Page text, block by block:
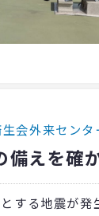
会外来センタ
備えを確
する地震が発